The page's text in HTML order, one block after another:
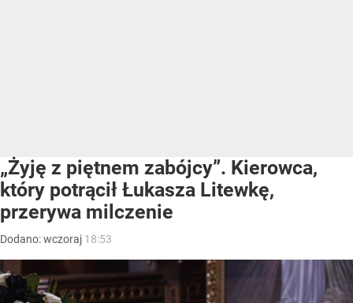
„Żyję z piętnem zabójcy”. Kierowca,
który potrącił Łukasza Litewkę,
przerywa milczenie
Dodano:wczoraj 18:53